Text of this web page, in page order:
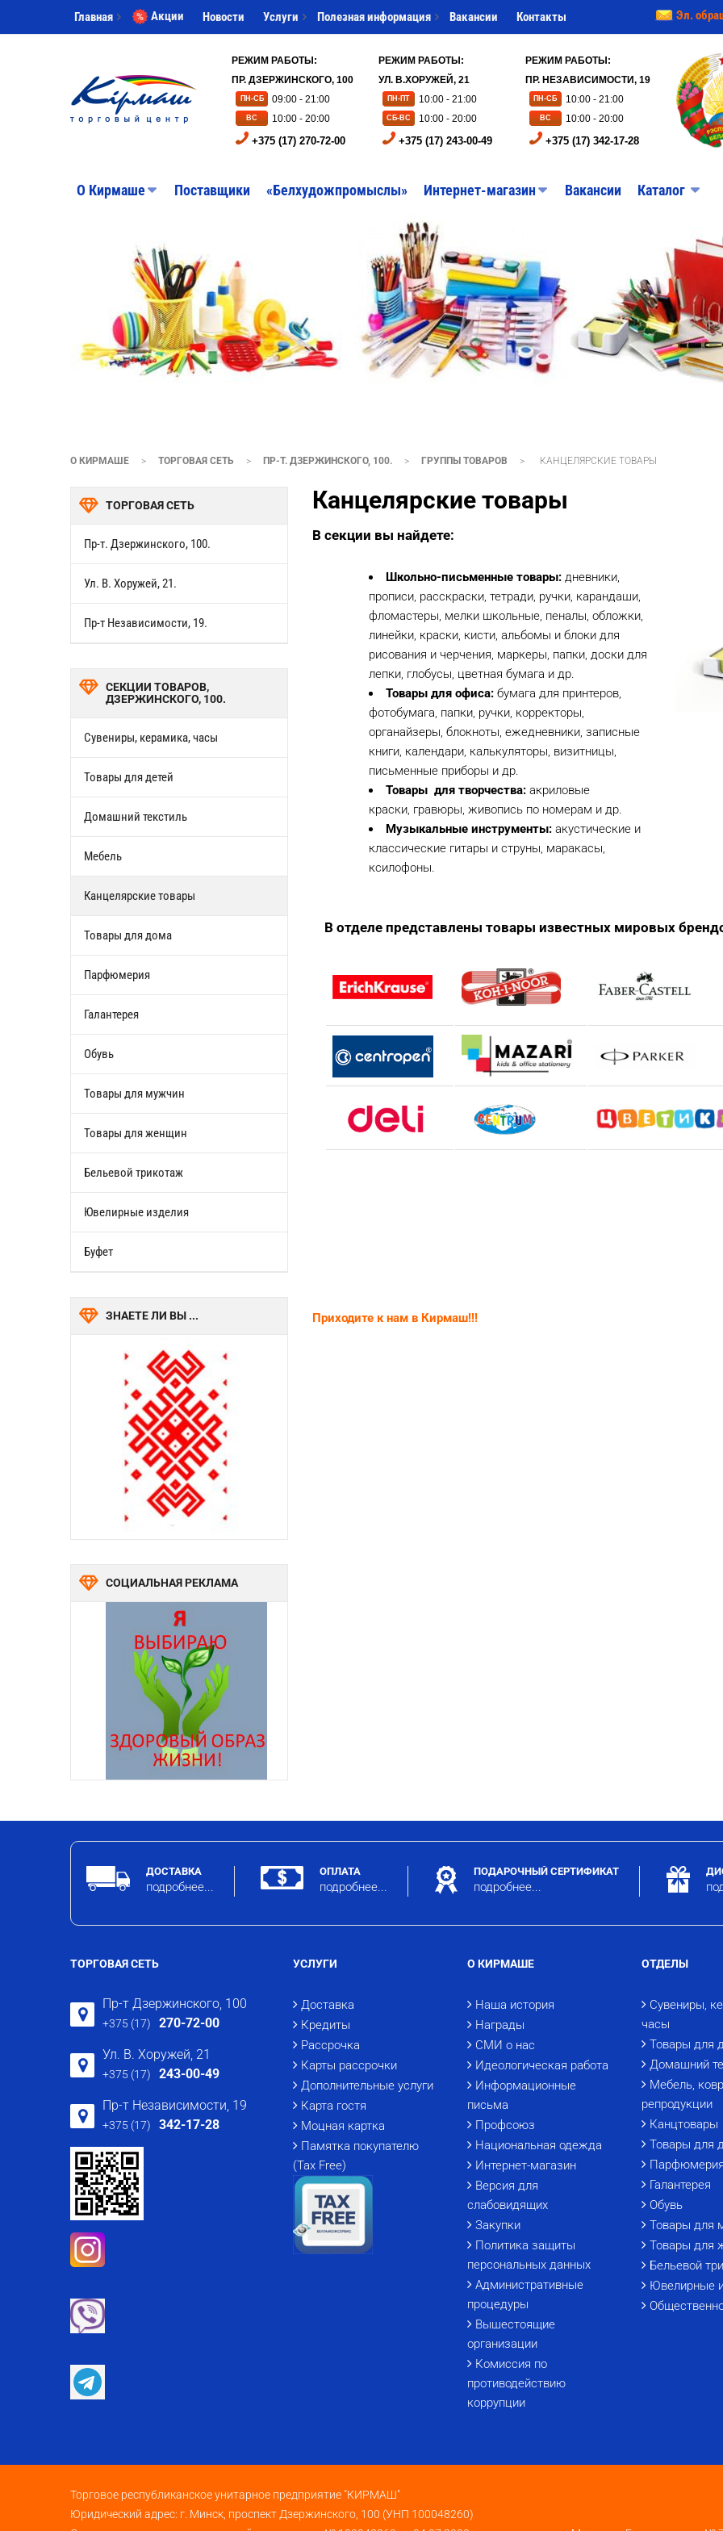
Главная Акции Новости Услуги Полезная информация Вакансии Контакты Эл.
РЕЖИМ РАБОТЫ:
ПР. ДЗЕРЖИНСКОГО, 100
ПН-СБ 09:00 - 21:00
ВС 10:00 - 20:00
+375 (17) 270-72-00
РЕЖИМ РАБОТЫ:
УЛ. В.ХОРУЖЕЙ, 21
ПН-ПТ 10:00 - 21:00
СБ-ВС 10:00 - 20:00
+375 (17) 243-00-49
РЕЖИМ РАБОТЫ:
ПР. НЕЗАВИСИМОСТИ, 19
ПН-СБ 10:00 - 21:00
ВС 10:00 - 20:00
+375 (17) 342-17-28
O Кирмаше Поставщики «Белхудожпромыслы» Интернет-магазин Вакансии Каталог
О КИРМАШЕ > ТОРГОВАЯ СЕТЬ > ПР-Т. ДЗЕРЖИНСКОГО, 100. > ГРУППЫ ТОВАРОВ > КАНЦЕЛЯРСКИЕ ТОВАРЫ
Канцелярские товары
В секции вы найдете:
Школьно-письменные товары: дневники,
прописи, расскраски, тетради, ручки, карандаши,
фломастеры, мелки школьные, пеналы, обложки,
линейки, краски, кисти, альбомы и блоки для
рисования и черчения, маркеры, папки, доски для
лепки, глобусы, цветная бумага и др.
Товары для офиса: бумага для принтеров,
фотобумага, папки, ручки, корректоры,
органайзеры, блокноты, ежедневники, записные
книги, календари, калькуляторы, визитницы,
письменные приборы и др.
Товары для творчества: акриловые
краски, гравюры, живопись по номерам и др.
Музыкальные инструменты: акустические и
классические гитары и струны, маракасы,
ксилофоны.
В отделе представлены товары известных мировых
Приходите к нам в Кирмаш!!!
ТОРГОВАЯ СЕТЬ
Пр-т. Дзержинского, 100.
Ул. В. Хоружей, 21.
Пр-т Независимости, 19.
СЕКЦИИ ТОВАРОВ,
ДЗЕРЖИНСКОГО, 100.
Сувениры, керамика, часы
Товары для детей
Домашний текстиль
Мебель
Канцелярские товары
Товары для дома
Парфюмерия
Галантерея
Обувь
Товары для мужчин
Товары для женщин
Бельевой трикотаж
Ювелирные изделия
Буфет
ЗНАЕТЕ ЛИ ВЫ ...
СОЦИАЛЬНАЯ РЕКЛАМА
ДОСТАВКА
подробнее...
ОПЛАТА
подробнее...
ПОДАРОЧНЫЙ СЕРТИФИКАТ
подробнее...
ТОРГОВАЯ СЕТЬ
Пр-т Дзержинского, 100
+375 (17) 270-72-00
Ул. В. Хоружей, 21
+375 (17) 243-00-49
Пр-т Независимости, 19
+375 (17) 342-17-28
УСЛУГИ
Доставка
Кредиты
Рассрочка
Карты рассрочки
Дополнительные услуги
Карта гостя
Моцная картка
Памятка покупателю
(Tax Free)
О КИРМАШЕ
Наша история
Награды
СМИ о нас
Идеологическая работа
Информационные
письма
Профсоюз
Национальная одежда
Интернет-магазин
Версия для
слабовидящих
Закупки
Политика защиты
персональных данных
Административные
процедуры
Вышестоящие
организации
Комиссия по
противодействию
коррупции
ОТДЕЛЫ
Сувениры,
часы
Товары для
Домашний
Мебель,
репродукции
Канцтовары
Товары для
Галантерея
Обувь
Товары для
Товары для
Бельевой
Ювелирные
Торговое республиканское унитарное предприятие "КИРМАШ"
Юридический адрес: г. Минск, проспект Дзержинского, 100 (УНП 100048260)